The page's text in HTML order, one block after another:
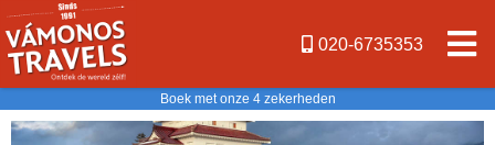
020-6735353
Boek met onze 4 zekerheden